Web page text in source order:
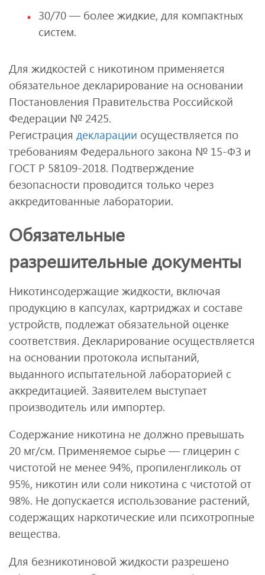
30/70 — более жидкие, для компактных
систем.
Для жидкостей с никотином применяется
обязательное декларирование на основании
Постановления Правительства Российской
Федерации № 2425.
Регистрация декларации осуществляется по
требованиям Федерального закона № 15-ФЗ и
ГОСТ Р 58109-2018. Подтверждение
безопасности проводится только через
аккредитованные лаборатории.
Обязательные
разрешительные документы
Никотинсодержащие жидкости, включая
продукцию в капсулах, картриджах и составе
устройств, подлежат обязательной оценке
соответствия. Декларирование осуществляется
на основании протокола испытаний,
выданного испытательной лабораторией с
аккредитацией. Заявителем выступает
производитель или импортер.
Содержание никотина не должно превышать
20 мг/см. Применяемое сырье — глицерин с
чистотой не менее 94%, пропиленгликоль от
95%, никотин или соли никотина с чистотой от
98%. Не допускается использование растений,
содержащих наркотические или психотропные
вещества.
Для безникотиновой жидкости разрешено